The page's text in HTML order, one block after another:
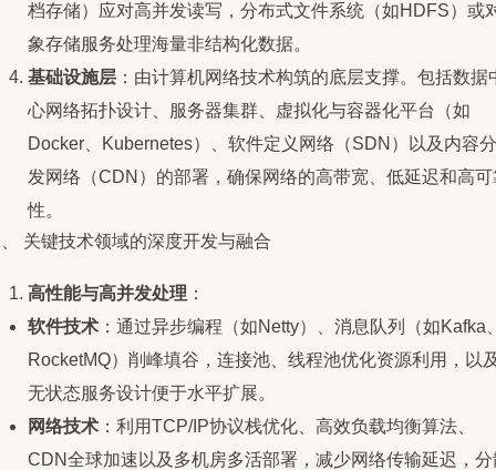
档存储）应对高并发读写，分布式文件系统（如HDFS）或
象存储服务处理海量非结构化数据。
基础设施层 ：由计算机网络技术构筑的底层支撑。包括数据
心网络拓扑设计、服务器集群、虚拟化与容器化平台（如
Docker、Kubernetes）、软件定义网络（SDN）以及内容分
发网络（CDN）的部署，确保网络的高带宽、低延迟和高可
性。
关键技术领域的深度开发与融合
高性能与高并发处理 ：
软件技术 ：通过异步编程（如Netty）、消息队列（如Kafka
RocketMQ）削峰填谷，连接池、线程池优化资源利用，以
无状态服务设计便于水平扩展。
网络技术 ：利用TCP/IP协议栈优化、高效负载均衡算法、
CDN全球加速以及多机房多活部署，减少网络传输延迟，分